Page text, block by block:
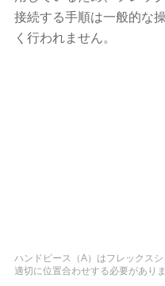
接続する手順は一般的な
く行われません。
ハンドピース（A）はフレックス
適切に位置合わせする必要がありま